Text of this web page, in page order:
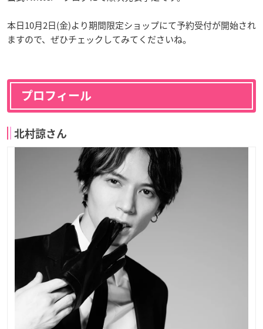
本日10月2日(金)より期間限定ショップにて予約受付が開始され
ますので、ぜひチェックしてみてくださいね。
プロフィール
北村諒さん